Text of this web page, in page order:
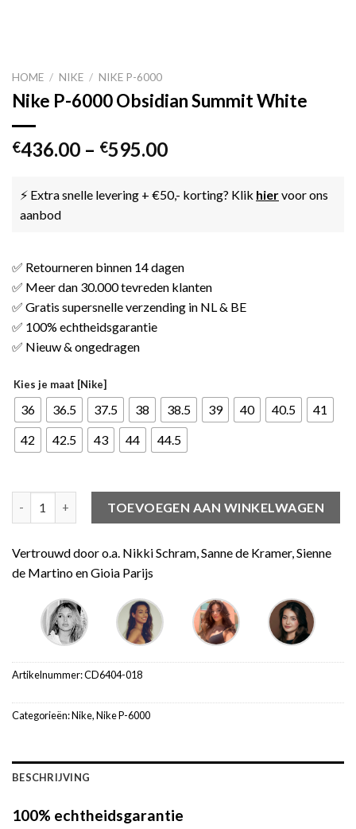
HOME / NIKE / NIKE P-6000
Nike P-6000 Obsidian Summit White
€436.00 – €595.00
⚡ Extra snelle levering + €50,- korting? Klik hiervoor ons
aanbod
✅ Retourneren binnen 14 dagen
✅ Meer dan 30.000 tevreden klanten
✅ Gratis supersnelle verzending in NL & BE
✅ 100% echtheidsgarantie
✅ Nieuw & ongedragen
Kies je maat [Nike]
36 36.5 37.5 38 38.5 39 40 40.5
41
42
42.5 43 44 44.5
TOEVOEGEN AAN WINKELWAGEN
Vertrouwd door o.a. Nikki Schram, Sanne de Kramer, Sienne
de Martino en Gioia Parijs
Artikelnummer:CD6404-018
Categorieën:Nike,Nike P-6000
BESCHRIJVING
100% echtheidsgarantie